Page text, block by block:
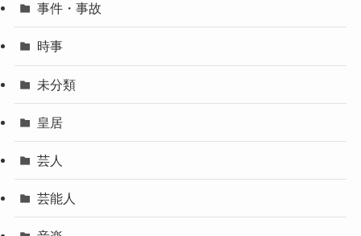
事件・事故
時事
未分類
皇居
芸人
芸能人